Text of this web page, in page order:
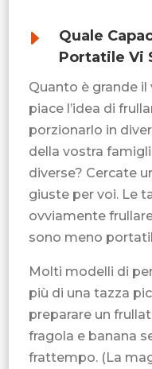
E
Quale
Portatile Vi
Quanto è grande
piace l’idea di
porzionarlo in
della vostra
diverse? Cercate
giuste per voi. Le
ovviamente
sono meno
Molti modelli di
più di una tazza
preparare un
fragola e banana
frattempo. (La